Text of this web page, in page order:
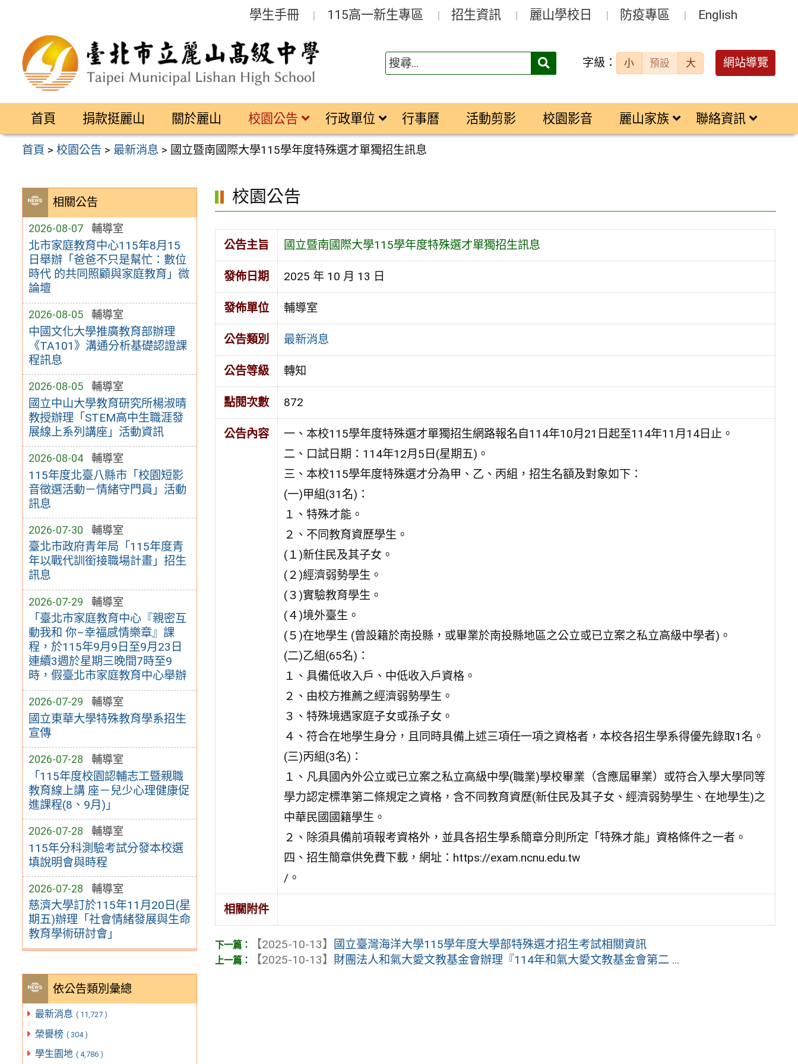
區
學生手冊 115高一新生專區 招生資訊 麗山學校日 防疫專區 English
搜
字級： 小 預設 大 網站導覽
首頁 捐款挺麗山 關於麗山 校園公告 行政單位 行事曆 活動剪影 校園影音 麗山家族 聯絡資訊
首頁 >校園公告 > 最新消息 > 國立暨南國際大學115學年度特殊選才單獨招生訊息
相關公告
2026-08-07 輔導室
北市家庭教育中心115年8月15
日舉辦「爸爸不只是幫忙：數位
時代 的共同照顧與家庭教育」微
論壇
2026-08-05 輔導室
中國文化大學推廣教育部辦理
《TA101》溝通分析基礎認證課
程訊息
2026-08-05 輔導室
國立中山大學教育研究所楊淑晴
教授辦理「STEM高中生職涯發
展線上系列講座」活動資訊
2026-08-04 輔導室
115年度北臺八縣市「校園短影
音徵選活動－情緒守門員」活動
訊息
2026-07-30 輔導室
臺北市政府青年局「115年度青
年以戰代訓銜接職場計畫」招生
訊息
2026-07-29 輔導室
「臺北市家庭教育中心『親密互
動我和 你–幸福感情樂章』課
程，於115年9月9日至9月23日
連續3週於星期三晚間7時至9
時，假臺北市家庭教育中心舉辦
2026-07-29 輔導室
國立東華大學特殊教育學系招生
宣傳
2026-07-28 輔導室
「115年度校園認輔志工暨親職
教育線上講 座－兒少心理健康促
進課程(8、9月)」
2026-07-28 輔導室
115年分科測驗考試分發本校選
填說明會與時程
2026-07-28 輔導室
慈濟大學訂於115年11月20日(星
期五)辦理「社會情緒發展與生命
教育學術研討會」
依公告類別彙總
最新消息 ( 11,727 )
榮譽榜 ( 304 )
學生園地 ( 4,786 )
校園公告
公告主旨 國立暨南國際大學115學年度特殊選才單獨招生訊息
發佈日期 2025 年 10 月 13 日
發佈單位 輔導室
公告類別 最新消息
公告等級 轉知
點閱次數 872
公告內容
一、本校115學年度特殊選才單獨招生網路報名自114年10月21日起至114年11月14日止。
二、口試日期：114年12月5日(星期五)。
三、本校115學年度特殊選才分為甲、乙、丙組，招生名額及對象如下：
(一)甲組(31名)：
１、特殊才能。
２、不同教育資歷學生。
(１)新住民及其子女。
(２)經濟弱勢學生。
(３)實驗教育學生。
(４)境外臺生。
(５)在地學生 (曾設籍於南投縣，或畢業於南投縣地區之公立或已立案之私立高級中學者)。
(二)乙組(65名)：
１、具備低收入戶、中低收入戶資格。
２、由校方推薦之經濟弱勢學生。
３、特殊境遇家庭子女或孫子女。
４、符合在地學生身分，且同時具備上述三項任一項之資格者，本校各招生學系得優先錄取1名。
(三)丙組(3名)：
１、凡具國內外公立或已立案之私立高級中學(職業)學校畢業（含應屆畢業）或符合入學大學同等
學力認定標準第二條規定之資格，含不同教育資歷(新住民及其子女、經濟弱勢學生、在地學生)之
中華民國國籍學生。
２、除須具備前項報考資格外，並具各招生學系簡章分則所定「特殊才能」資格條件之一者。
四、招生簡章供免費下載，網址：https://exam.ncnu.edu.tw
/。
相關附件
【2025-10-13】
國立臺灣海洋大學115學年度大學部特殊選才招生考試相關資訊
【2025-10-13】 財團法人和氣大愛文教基金會辦理『114年和氣大愛文教基金會第二 ...